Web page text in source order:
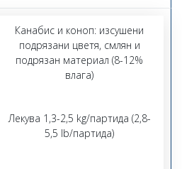
Канабис и коноп: изсушени
подрязани цветя, смлян и
подрязан материал (8-12%
влага)
Лекува 1,3-2,5 kg/партида (2,8-
5,5 lb/партида)